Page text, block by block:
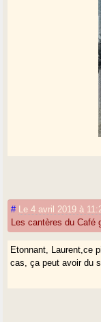
# Le 4 avril 2019 à
Les cantères du Café
Etonnant, Laurent,ce
cas, ça peut avoir du